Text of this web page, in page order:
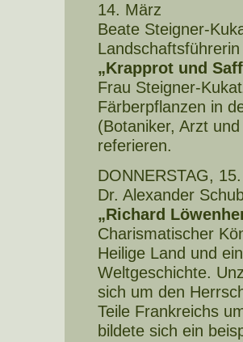
14. März
Beate Steigner-
Landschaftsführerin
„Krapprot und
Frau Steigner-
Färberpflanzen in
(Botaniker, Arzt
referieren.
DONNERSTAG,
Dr. Alexander
„Richard
Charismatischer
Heilige Land und
Weltgeschichte.
sich um den
Teile Frankreichs
bildete sich ein